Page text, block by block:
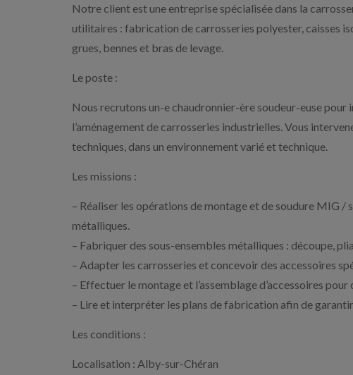
Notre client est une entreprise spécialisée dans la
utilitaires : fabrication de carrosseries polyester, caisses
grues, bennes et bras de levage.
Le poste :
Nous recrutons un-e chaudronnier-ère soudeur-euse
l’aménagement de carrosseries industrielles. Vous
techniques, dans un environnement varié et technique.
Les missions :
– Réaliser les opérations de montage et de soudure MIG
métalliques.
– Fabriquer des sous-ensembles métalliques : découpe,
– Adapter les carrosseries et concevoir des accessoires
– Effectuer le montage et l’assemblage d’accessoires
– Lire et interpréter les plans de fabrication afin de
Les conditions :
Localisation : Alby-sur-Chéran